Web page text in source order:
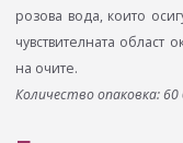
розова вода, които
чувствителната област
на очите.
Количество опаковка: 60